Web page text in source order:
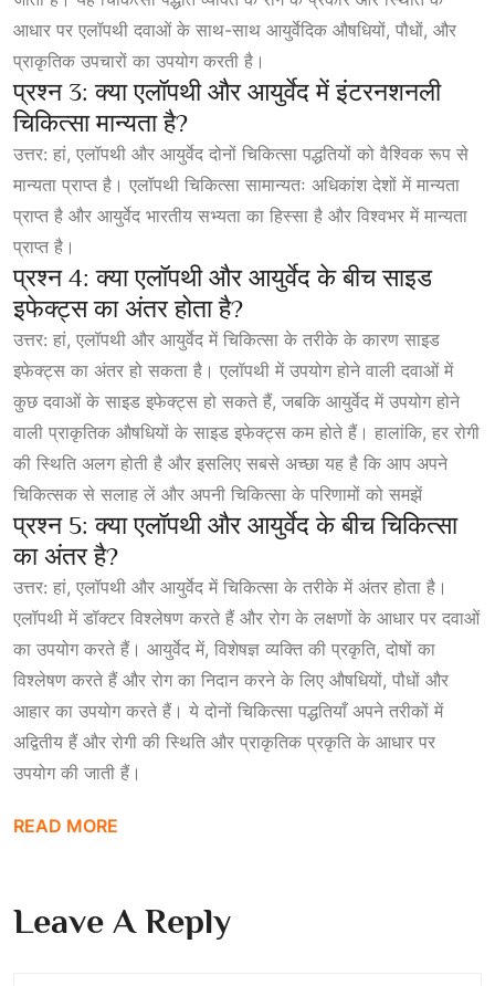
आधार पर एलॉपथी दवाओं के साथ-साथ आयुर्वेदिक औषधियों, पौधों, और
प्राकृतिक उपचारों का उपयोग करती है।
प्रश्न 3: क्या एलॉपथी और आयुर्वेद में इंटरनशनली
चिकित्सा मान्यता है?
उत्तर: हां, एलॉपथी और आयुर्वेद दोनों चिकित्सा पद्धतियों को वैश्विक रूप से
मान्यता प्राप्त है। एलॉपथी चिकित्सा सामान्यतः अधिकांश देशों में मान्यता
प्राप्त है और आयुर्वेद भारतीय सभ्यता का हिस्सा है और विश्वभर में मान्यता
प्राप्त है।
प्रश्न 4: क्या एलॉपथी और आयुर्वेद के बीच साइड
इफेक्ट्स का अंतर होता है?
उत्तर: हां, एलॉपथी और आयुर्वेद में चिकित्सा के तरीके के कारण साइड
इफेक्ट्स का अंतर हो सकता है। एलॉपथी में उपयोग होने वाली दवाओं में
कुछ दवाओं के साइड इफेक्ट्स हो सकते हैं, जबकि आयुर्वेद में उपयोग होने
वाली प्राकृतिक औषधियों के साइड इफेक्ट्स कम होते हैं। हालांकि, हर रोगी
की स्थिति अलग होती है और इसलिए सबसे अच्छा यह है कि आप अपने
चिकित्सक से सलाह लें और अपनी चिकित्सा के परिणामों को समझें
प्रश्न 5: क्या एलॉपथी और आयुर्वेद के बीच चिकित्सा
का अंतर है?
उत्तर: हां, एलॉपथी और आयुर्वेद में चिकित्सा के तरीके में अंतर होता है।
एलॉपथी में डॉक्टर विश्लेषण करते हैं और रोग के लक्षणों के आधार पर दवाओं
का उपयोग करते हैं। आयुर्वेद में, विशेषज्ञ व्यक्ति की प्रकृति, दोषों का
विश्लेषण करते हैं और रोग का निदान करने के लिए औषधियों, पौधों और
आहार का उपयोग करते हैं। ये दोनों चिकित्सा पद्धतियाँ अपने तरीकों में
अद्वितीय हैं और रोगी की स्थिति और प्राकृतिक प्रकृति के आधार पर
उपयोग की जाती हैं।
READ MORE
Leave A Reply